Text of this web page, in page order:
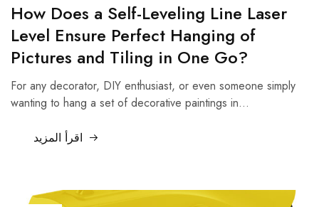
How Does a Self-Leveling Line Laser
Level Ensure Perfect Hanging of
Pictures and Tiling in One Go?
For any decorator, DIY enthusiast, or even someone simply
wanting to hang a set of decorative paintings in…
اقرأ المزيد